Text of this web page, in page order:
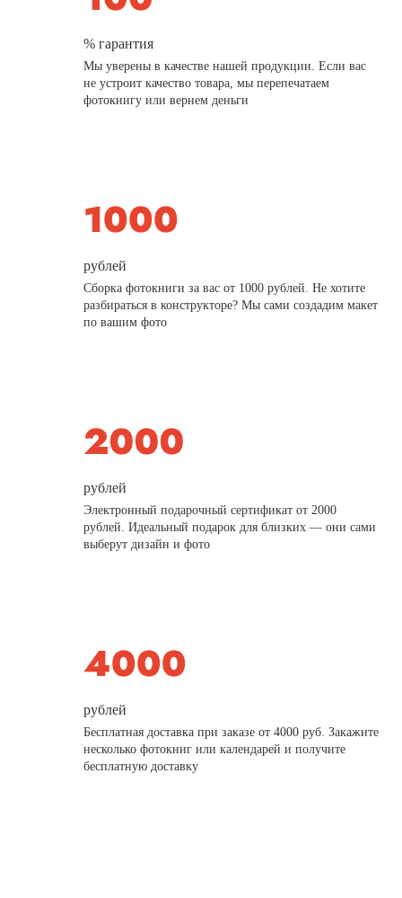
% гарантия
Мы уверены в качестве нашей продукции. Если вас
не устроит качество товара, мы перепечатаем
фотокнигу или вернем деньги
рублей
Сборка фотокниги за вас от 1000 рублей. Не хотите
разбираться в конструкторе? Мы сами создадим макет
по вашим фото
рублей
Электронный подарочный сертификат от 2000
рублей. Идеальный подарок для близких — они сами
выберут дизайн и фото
рублей
Бесплатная доставка при заказе от 4000 руб. Закажите
несколько фотокниг или календарей и получите
бесплатную доставку